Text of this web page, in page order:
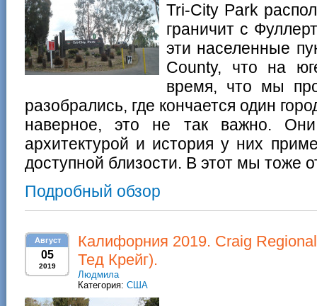
Tri-City Park
граничит с
эти населенные
County, что на
время, что мы
разобрались, где кончается один
наверное, это не так важно.
архитектурой и история у них
доступной близости. В этот мы тоже
Подробный обзор
Август
05
2019
Калифорния 2019. Craig
Тед Крейг).
Людмила
Категория: США